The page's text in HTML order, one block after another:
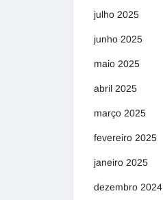
julho 2025
junho 2025
maio 2025
abril 2025
março 2025
fevereiro 2025
janeiro 2025
dezembro 2024